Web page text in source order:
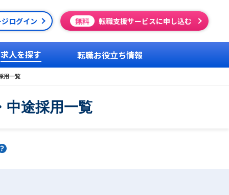
ログイン 無料 転職支援サービスに申し込む
求人を探す 転職お役立ち情報
用一覧
中途採用一覧